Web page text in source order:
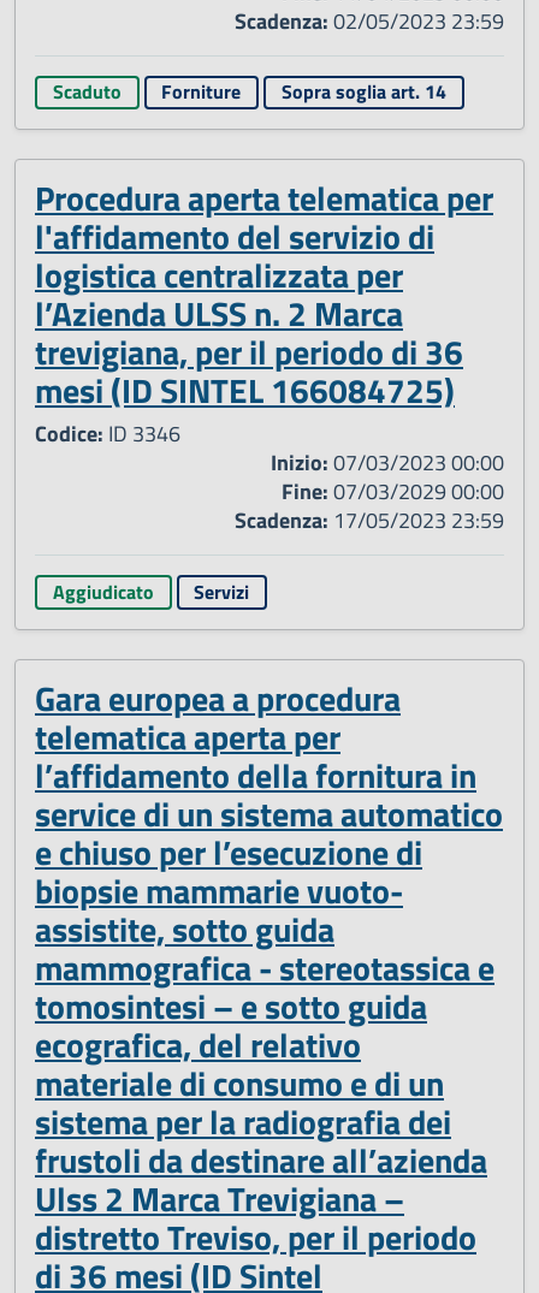
Scadenza:02/05/2023 23:59
Scaduto Forniture Sopra soglia art. 14
Procedura aperta telematica per
l'affidamento del servizio di
logistica centralizzata per
l’Azienda ULSS n. 2 Marca
trevigiana, per il periodo di 36
mesi (ID SINTEL 166084725)
Codice: ID 3346
Inizio:07/03/2023 00:00
Fine:07/03/2029 00:00
Scadenza: 17/05/2023 23:59
Aggiudicato Servizi
Gara europea a procedura
telematica aperta per
l’affidamento della fornitura in
service di un sistema automatico
e chiuso per l’esecuzione di
biopsie mammarie vuoto-
assistite, sotto guida
mammografica - stereotassica e
tomosintesi – e sotto guida
ecografica, del relativo
materiale di consumo e di un
sistema per la radiografia dei
frustoli da destinare all’azienda
Ulss 2 Marca Trevigiana –
distretto Treviso, per il periodo
di 36 mesi (ID Sintel